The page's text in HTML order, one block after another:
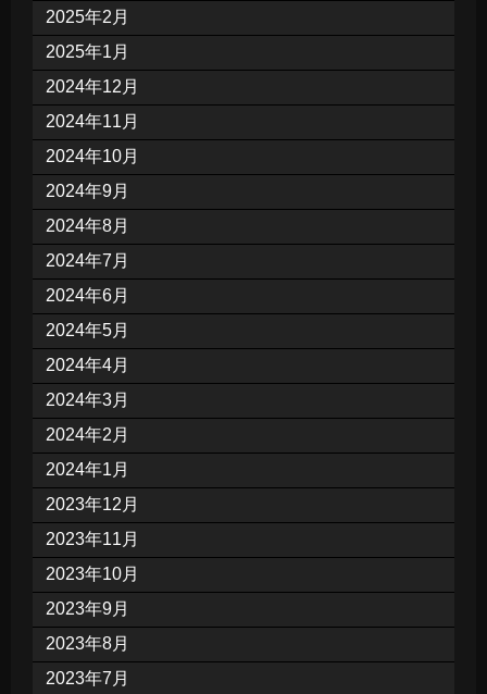
2025年2月
2025年1月
2024年12月
2024年11月
2024年10月
2024年9月
2024年8月
2024年7月
2024年6月
2024年5月
2024年4月
2024年3月
2024年2月
2024年1月
2023年12月
2023年11月
2023年10月
2023年9月
2023年8月
2023年7月